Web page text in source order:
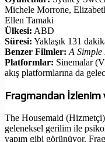
Michele Morrone,
Ellen Tamaki
Ülkesi: ABD
Süresi: Yaklaşık 131
Benzer Filmler: A Simple
Platformlar: Sinemalar
akış platformlarına da
Fragmandan
The Housemaid
geleneksel gerilim ile
yapım gibi görünüyor.